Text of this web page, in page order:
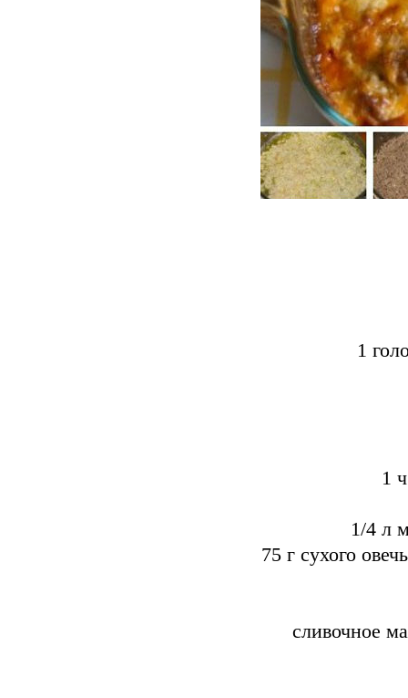
1
1
1/4 л
75 г сухого
сливочное